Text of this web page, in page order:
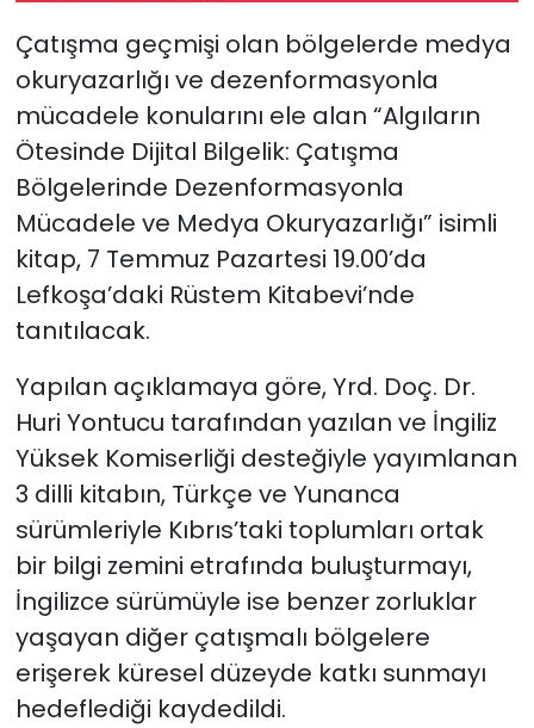
Çatışma geçmişi olan bölgelerde medya
okuryazarlığı ve dezenformasyonla
mücadele konularını ele alan “Algıların
Ötesinde Dijital Bilgelik: Çatışma
Bölgelerinde Dezenformasyonla
Mücadele ve Medya Okuryazarlığı” isimli
kitap, 7 Temmuz Pazartesi 19.00’da
Lefkoşa’daki Rüstem Kitabevi’nde
tanıtılacak.
Yapılan açıklamaya göre, Yrd. Doç. Dr.
Huri Yontucu tarafından yazılan ve İngiliz
Yüksek Komiserliği desteğiyle yayımlanan
3 dilli kitabın, Türkçe ve Yunanca
sürümleriyle Kıbrıs’taki toplumları ortak
bir bilgi zemini etrafında buluşturmayı,
İngilizce sürümüyle ise benzer zorluklar
yaşayan diğer çatışmalı bölgelere
erişerek küresel düzeyde katkı sunmayı
hedeflediği kaydedildi.
Video Galeri
YAŞAM
Yazarlar